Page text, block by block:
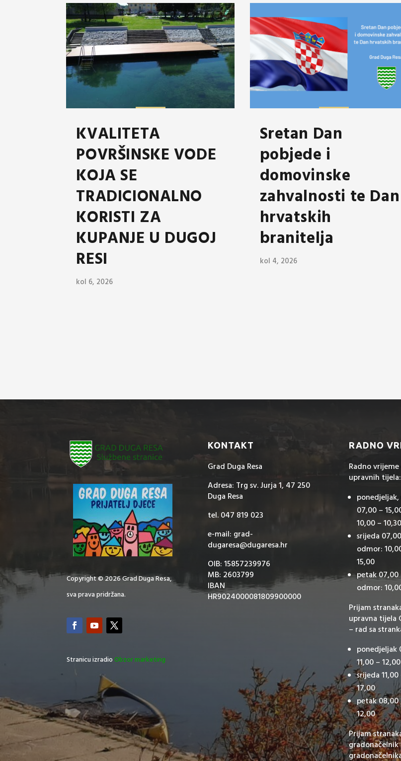
KVALITETA
POVRŠINSKE VODE
KOJA SE
TRADICIONALNO
KORISTI ZA
KUPANJE U DUGOJ
RESI
kol 6, 2026
Sretan Dan
pobjede i
domovinske
zahvalnosti te Dan
hrvatskih
branitelja
kol 4, 2026
Copyright © 2026 Grad Duga Resa,
sva prava pridržana.
Stranicu izradioObzor marketing
KONTAKT
Grad Duga Resa
Adresa: Trg sv. Jurja 1, 47 250
Duga Resa
tel. 047 819 023
e-mail: grad-
dugaresa@dugaresa.hr
OIB: 15857239976
MB: 2603799
IBAN
HR9024000081809900000
RADNO
Radno
upravnih tijela:
07,00 –
10,00 – 10,30
srijeda
odmor:
15,00
petak 07,00
odmor:
Prijam
upravna tijela
– rad sa
ponedjeljak
11,00 – 12,00
srijeda
17,00
petak 08,00
12,00
Prijam
gradonačelnik